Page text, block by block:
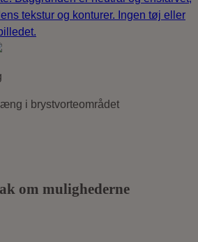
i brystvorteområdet
om mulighederne